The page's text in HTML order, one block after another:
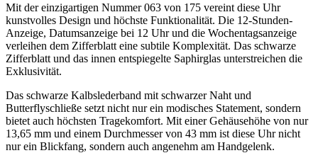
Mit der einzigartigen Nummer 063 von 175 vereint diese Uhr
kunstvolles Design und höchste Funktionalität. Die 12-Stunden-
Anzeige, Datumsanzeige bei 12 Uhr und die Wochentagsanzeige
verleihen dem Zifferblatt eine subtile Komplexität. Das schwarze
Zifferblatt und das innen entspiegelte Saphirglas unterstreichen die
Exklusivität.
Das schwarze Kalbslederband mit schwarzer Naht und
Butterflyschließe setzt nicht nur ein modisches Statement, sondern
bietet auch höchsten Tragekomfort. Mit einer Gehäusehöhe von nur
13,65 mm und einem Durchmesser von 43 mm ist diese Uhr nicht
nur ein Blickfang, sondern auch angenehm am Handgelenk.